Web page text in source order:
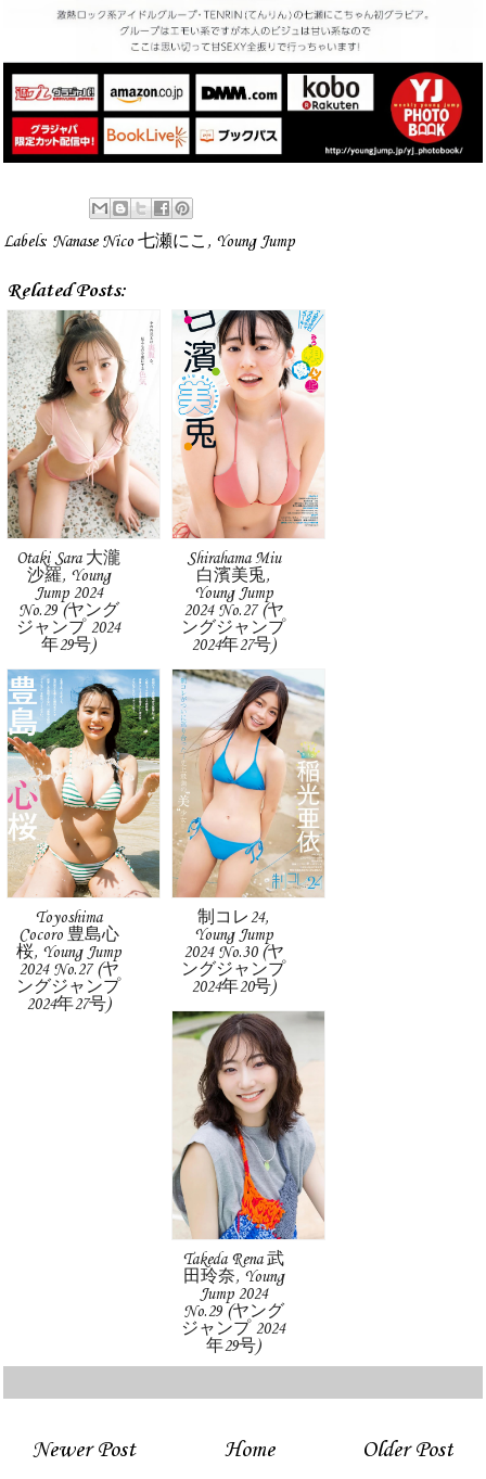
Labels: Nanase Nico 七瀬にこ , Young Jump
Related Posts:
Otaki Sara 大瀧
沙羅, Young
Jump 2024
No.29 (ヤング
ジャンプ 2024
年29号)
Shirahama Miu
白濱美兎,
Young Jump
2024 No.27 (ヤ
ングジャンプ
2024年27号)
Toyoshima
Cocoro 豊島心
桜, Young Jump
2024 No.27 (ヤ
ングジャンプ
2024年27号)
制コレ24,
Young Jump
2024 No.30 (ヤ
ングジャンプ
2024年20号)
Takeda Rena 武
田玲奈, Young
Jump 2024
No.29 (ヤング
ジャンプ 2024
年29号)
Newer Post Older Post
Home